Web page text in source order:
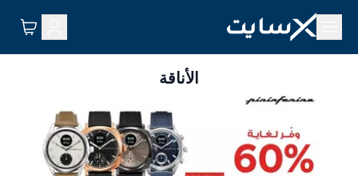
الأناقة